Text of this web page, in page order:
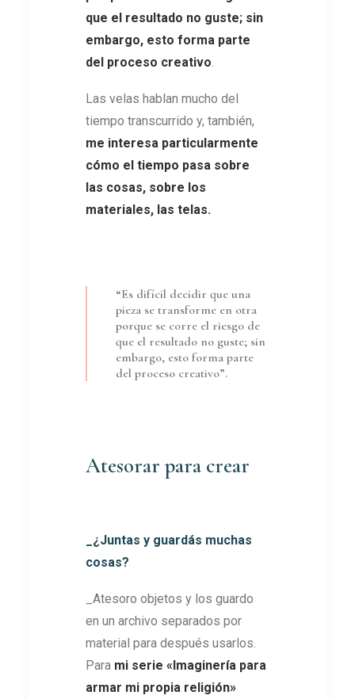
que el resultado no guste; sin
embargo, esto forma parte
del proceso creativo
Las velas hablan mucho del
tiempo transcurrido y, también,
me interesa particularmente
cómo el tiempo pasa sobre
las cosas, sobre los
materiales, las telas.
“Es difícil decidir que una
pieza se transforme en otra
porque se corre el riesgo de
que el resultado no guste; sin
embargo, esto forma parte
del proceso creativo”.
Atesorar para crear
_¿Juntas y guardás muchas
cosas?
_Atesoro objetos y los guardo
en un archivo separados por
material para después usarlos.
Para mi serie «Imaginería para
armar mi propia religión»